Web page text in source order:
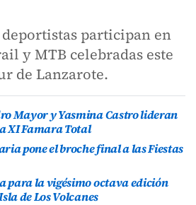
participan en
y MTB celebradas este
de Lanzarote.
Mayor y Yasmina Castro lideran
XI Famara Total
pone el broche final a las Fiestas
para la vigésimo octava edición
de Los Volcanes